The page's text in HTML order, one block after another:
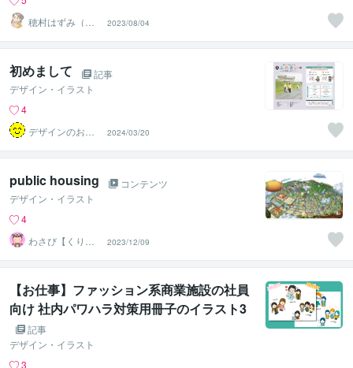
穂村はずみ（ホ
ムラハズミ）
2023/08/04
初めまして
記事
デザイン・イラスト
4
デザインのお手
伝い屋
2024/03/20
public housing
コンテンツ
デザイン・イラスト
4
わさび【くりふ
ぁみ！】
2023/12/09
【お仕事】ファッション系商業施設の社員
向け 社内パワハラ対策用冊子のイラスト3
点制作！
記事
デザイン・イラスト
3